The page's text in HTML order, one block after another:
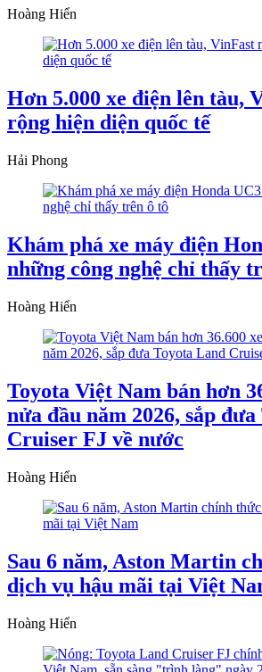
Hoàng Hiển
Hơn 5.000 xe điện lên tàu,
rộng hiện diện quốc tế
Hải Phong
Khám phá xe máy điện
những công nghệ chỉ thấy
Hoàng Hiển
Toyota Việt Nam bán hơn
nửa đầu năm 2026, sắp
Cruiser FJ về nước
Hoàng Hiển
Sau 6 năm, Aston Martin
dịch vụ hậu mãi tại Việt
Hoàng Hiển